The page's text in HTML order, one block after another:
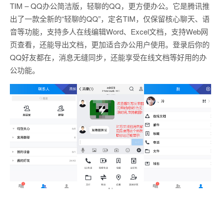
TIM – QQ办公简洁版，轻聊的QQ，更方便办公。它是腾讯推
出了一款全新的“轻聊的QQ”，定名TIM，仅保留核心聊天、语
音等功能，支持多人在线编辑Word、Excel文档，支持Web网
页查看，还能导出文档，更加适合办公用户使用。登录后你的
QQ好友都在，消息无缝同步，还能享受在线文档等好用的办
公功能。